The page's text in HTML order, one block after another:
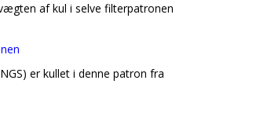
af kul i selve filterpatronen
er kullet i denne patron fra